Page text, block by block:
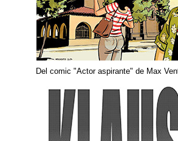
Del comic "Actor aspirante" de Max